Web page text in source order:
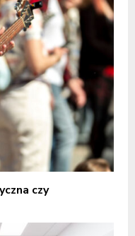
czy